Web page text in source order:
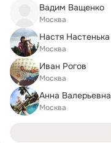
Вадим Ващенко
Москва
Настя Настенька
Москва
Иван Рогов
Москва
Анна Валерьевна
Москва